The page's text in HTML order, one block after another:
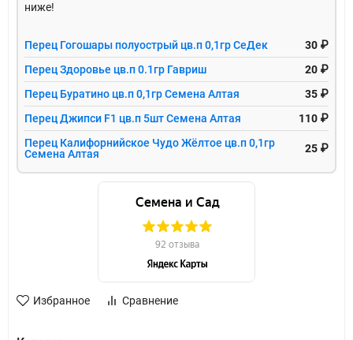
ниже!
Перец Гогошары полуострый цв.п 0,1гр СеДек
30 ₽
Перец Здоровье цв.п 0.1гр Гавриш
20 ₽
Перец Буратино цв.п 0,1гр Семена Алтая
35 ₽
Перец Джипси F1 цв.п 5шт Семена Алтая
110 ₽
Перец Калифорнийское Чудо Жёлтое цв.п 0,1гр
Семена Алтая
25 ₽
Избранное Сравнение